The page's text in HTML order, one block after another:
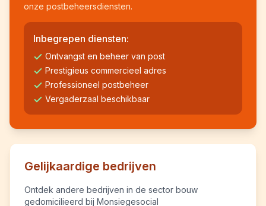
onze postbeheersdiensten.
Inbegrepen diensten:
Ontvangst en beheer van post
Prestigieus commercieel adres
Professioneel postbeheer
Vergaderzaal beschikbaar
Gelijkaardige bedrijven
Ontdek andere bedrijven in de sector bouw
gedomicilieerd bij Monsiegesocial